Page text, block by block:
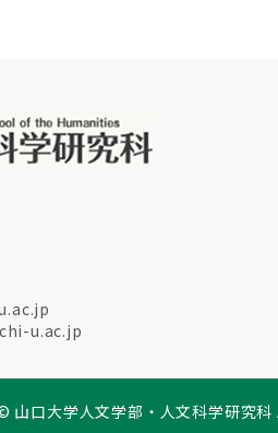
u.ac.jp
山口大学人文学部・人文科学研究